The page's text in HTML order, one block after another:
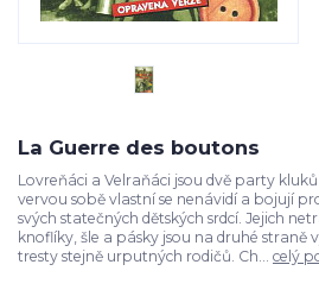
La Guerre des boutons
Lovreňáci a Velraňáci jsou dvě party kluků
vervou sobě vlastní se nenávidí a bojují
svých statečných dětských srdcí. Jejich
knoflíky, šle a pásky jsou na druhé straně
tresty stejně urputných rodičů. Ch... celý